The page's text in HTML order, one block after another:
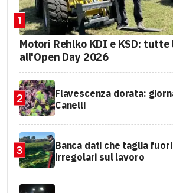
1
Motori Rehlko KDI e KSD:
all'Open Day 2026
2
Flavescenza dorata:
Canelli
3
Banca dati che taglia
irregolari sul lavoro